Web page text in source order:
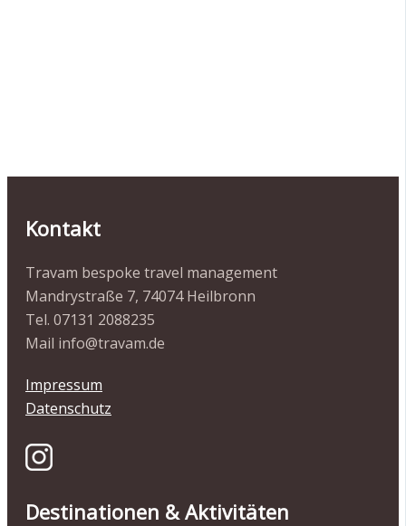
Kontakt
Travam bespoke travel management
Mandrystraße 7, 74074 Heilbronn
Tel. 07131 2088235
Mail info@travam.de
Impressum
Datenschutz
Destinationen & Aktivitäten